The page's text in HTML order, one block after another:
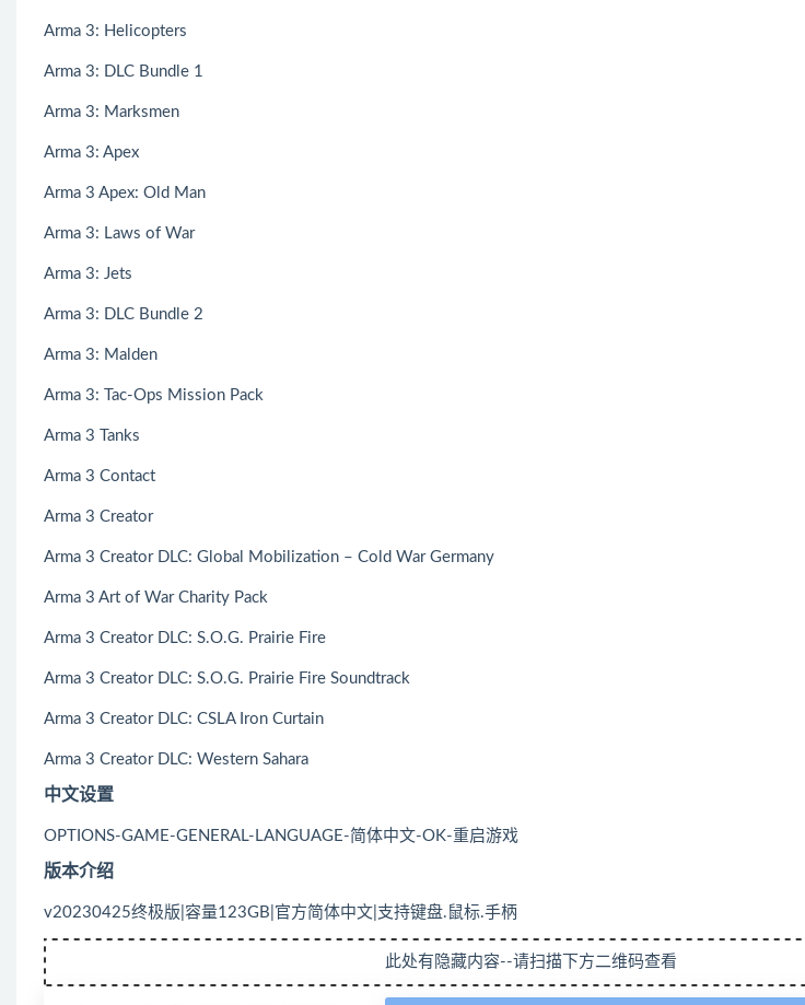
Arma 3: Helicopters
Arma 3: DLC Bundle 1
Arma 3: Marksmen
Arma 3: Apex
Arma 3 Apex: Old Man
Arma 3: Laws of War
Arma 3: Jets
Arma 3: DLC Bundle 2
Arma 3: Malden
Arma 3: Tac-Ops Mission Pack
Arma 3 Tanks
Arma 3 Contact
Arma 3 Creator
Arma 3 Creator DLC: Global Mobilization – Cold War Germany
Arma 3 Art of War Charity Pack
Arma 3 Creator DLC: S.O.G. Prairie Fire
Arma 3 Creator DLC: S.O.G. Prairie Fire Soundtrack
Arma 3 Creator DLC: CSLA Iron Curtain
Arma 3 Creator DLC: Western Sahara
中文设置
OPTIONS-GAME-GENERAL-LANGUAGE-简体中文-OK-重启游戏
版本介绍
v20230425终极版|容量123GB|官方简体中文|支持键盘.鼠标.手柄
此处有隐藏内容--请扫描下方二维码查看